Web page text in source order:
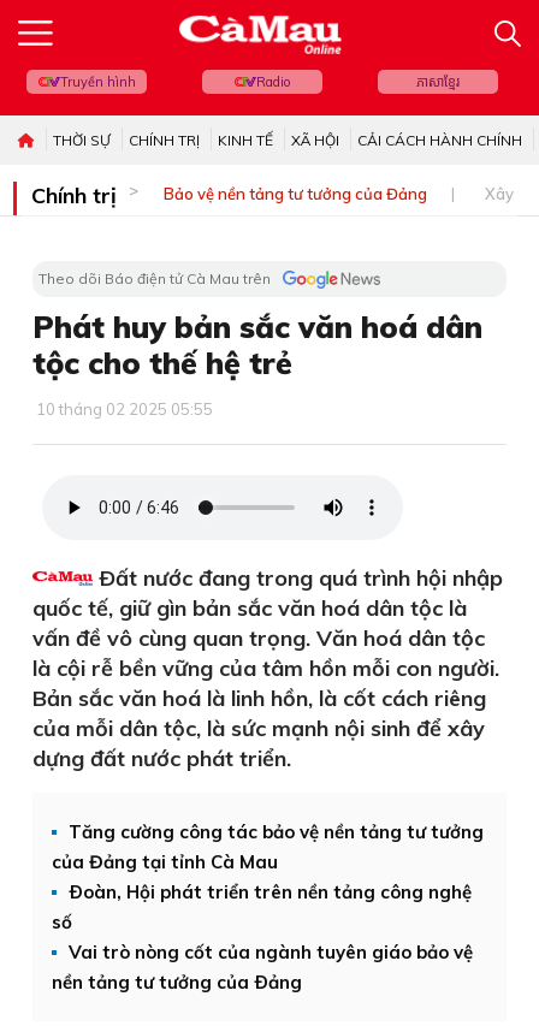
Truyền hình Radio ភាសាខ្មែរ
THỜI SỰ CHÍNH TRỊ KINH TẾ XÃ HỘI CẢI CÁCH HÀNH CHÍNH
Chính trị Bảo vệ nền tảng tư tưởng của Đảng Xây
Theo dõi Báo điện tử Cà Mau trên
Phát huy bản sắc văn hoá dân
tộc cho thế hệ trẻ
10 tháng 02 2025 05:55
Ðất nước đang trong quá trình hội nhập
quốc tế, giữ gìn bản sắc văn hoá dân tộc là
vấn đề vô cùng quan trọng. Văn hoá dân tộc
là cội rễ bền vững của tâm hồn mỗi con người.
Bản sắc văn hoá là linh hồn, là cốt cách riêng
của mỗi dân tộc, là sức mạnh nội sinh để xây
dựng đất nước phát triển.
Tăng cường công tác bảo vệ nền tảng tư tưởng
của Đảng tại tỉnh Cà Mau
Ðoàn, Hội phát triển trên nền tảng công nghệ
số
Vai trò nòng cốt của ngành tuyên giáo bảo vệ
nền tảng tư tưởng của Ðảng